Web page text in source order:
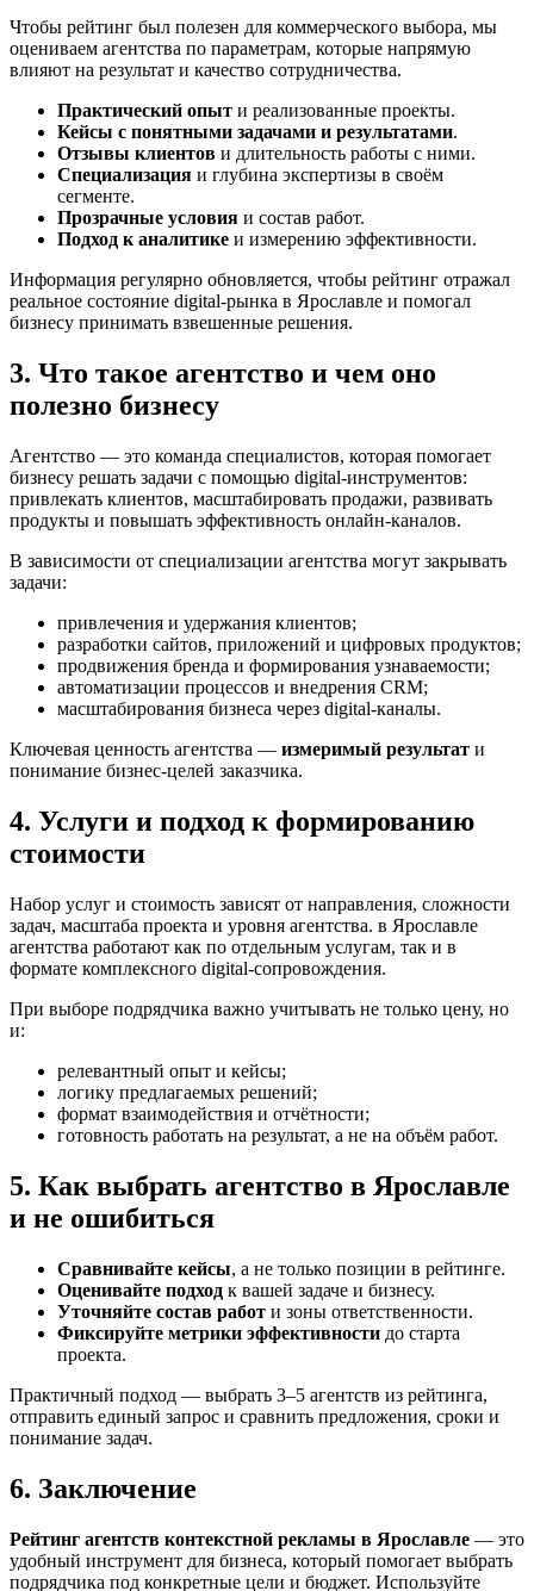
Чтобы рейтинг был полезен для коммерческого выбора, мы
оцениваем агентства по параметрам, которые напрямую
влияют на результат и качество сотрудничества.
Практический опыт и реализованные проекты.
Кейсы с понятными задачами и результатами.
Отзывы клиентов и длительность работы с ними.
Специализация и глубина экспертизы в своём
сегменте.
Прозрачные условия и состав работ.
Подход к аналитике и измерению эффективности.
Информация регулярно обновляется, чтобы рейтинг отражал
реальное состояние digital-рынка в Ярославле и помогал
бизнесу принимать взвешенные решения.
3. Что такое агентство и чем оно
полезно бизнесу
Агентство — это команда специалистов, которая помогает
бизнесу решать задачи с помощью digital-инструментов:
привлекать клиентов, масштабировать продажи, развивать
продукты и повышать эффективность онлайн-каналов.
В зависимости от специализации агентства могут закрывать
задачи:
привлечения и удержания клиентов;
разработки сайтов, приложений и цифровых продуктов;
продвижения бренда и формирования узнаваемости;
автоматизации процессов и внедрения CRM;
масштабирования бизнеса через digital-каналы.
Ключевая ценность агентства — измеримый результат и
понимание бизнес-целей заказчика.
4. Услуги и подход к формированию
стоимости
Набор услуг и стоимость зависят от направления, сложности
задач, масштаба проекта и уровня агентства. в Ярославле
агентства работают как по отдельным услугам, так и в
формате комплексного digital-сопровождения.
При выборе подрядчика важно учитывать не только цену, но
и:
релевантный опыт и кейсы;
логику предлагаемых решений;
формат взаимодействия и отчётности;
готовность работать на результат, а не на объём работ.
5. Как выбрать агентство в Ярославле
и не ошибиться
Сравнивайте кейсы, а не только позиции в рейтинге.
Оценивайте подход к вашей задаче и бизнесу.
Уточняйте состав работ и зоны ответственности.
Фиксируйте метрики эффективности до старта
проекта.
Практичный подход — выбрать 3–5 агентств из рейтинга,
отправить единый запрос и сравнить предложения, сроки и
понимание задач.
6. Заключение
Рейтинг агентств контекстной рекламы в Ярославле — это
удобный инструмент для бизнеса, который помогает выбрать
подрядчика под конкретные цели и бюджет. Используйте